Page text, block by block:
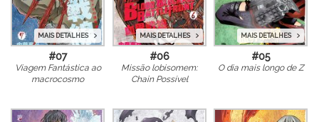
MAIS DETALHES
#07
Viagem Fantástica ao
macrocosmo
MAIS DETALHES
#06
Missão lobisomem:
Chain Possível
MAIS DETALHES
#05
O dia mais longo de Z